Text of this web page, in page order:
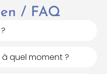
/ FAQ
à quel moment ?